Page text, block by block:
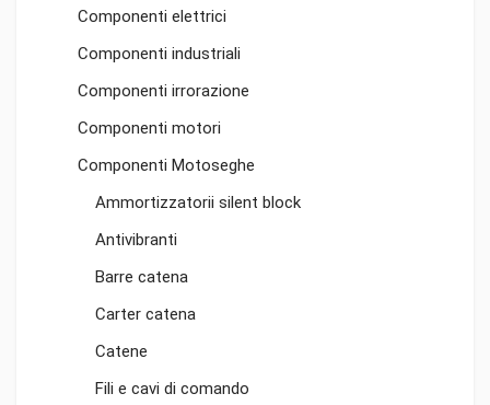
Componenti elettrici
Componenti industriali
Componenti irrorazione
Componenti motori
Componenti Motoseghe
Ammortizzatorii silent block
Antivibranti
Barre catena
Carter catena
Catene
Fili e cavi di comando